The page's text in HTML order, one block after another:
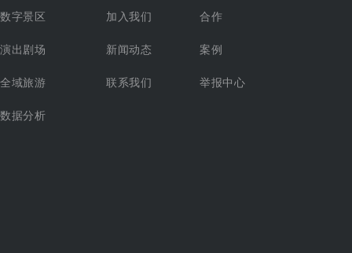
数字景区
演出剧场
全域旅游
数据分析
加入我们
新闻动态
联系我们
合作
案例
举报中心